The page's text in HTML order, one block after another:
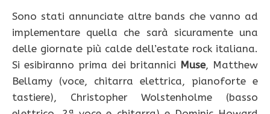
Sono stati annunciate altre bands che vanno ad
implementare quella che sarà sicuramente una
delle giornate più calde dell’estate rock italiana.
Si esibiranno prima dei britannici Muse, Matthew
Bellamy (voce, chitarra elettrica, pianoforte e
tastiere), Christopher Wolstenholme (basso